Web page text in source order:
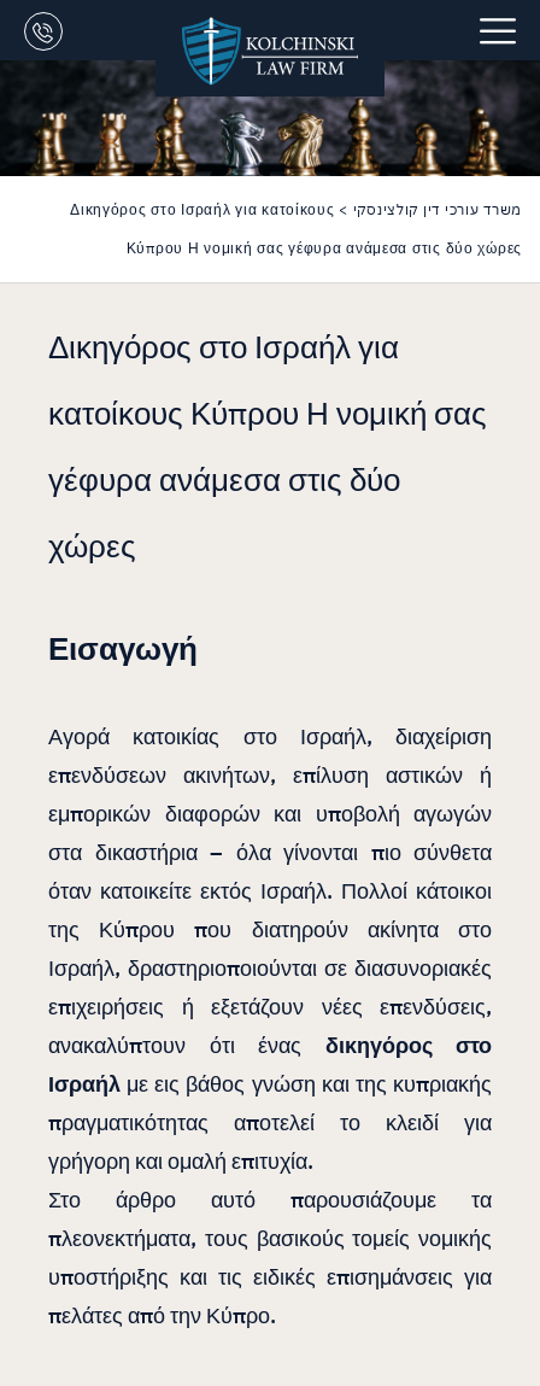
משרד עורכי דין קולצינסקי >
Δικηγόρος στο Ισραήλ για κατοίκους
Κύπρου Η νομική σας γέφυρα ανάμεσα στις δύο χώρες
Δικηγόρος στο Ισραήλ για
κατοίκους Κύπρου Η νομική σας
γέφυρα ανάμεσα στις δύο
χώρες
Εισαγωγή
Αγορά κατοικίας στο Ισραήλ, διαχείριση
επενδύσεων ακινήτων, επίλυση αστικών ή
εμπορικών διαφορών και υποβολή αγωγών
στα δικαστήρια – όλα γίνονται πιο σύνθετα
όταν κατοικείτε εκτός Ισραήλ. Πολλοί κάτοικοι
της Κύπρου που διατηρούν ακίνητα στο
Ισραήλ, δραστηριοποιούνται σε διασυνοριακές
επιχειρήσεις ή εξετάζουν νέες επενδύσεις,
ανακαλύπτουν ότι ένας δικηγόρος στο
Ισραήλ με εις βάθος γνώση και της κυπριακής
πραγματικότητας αποτελεί το κλειδί για
γρήγορη και ομαλή επιτυχία.
Στο άρθρο αυτό παρουσιάζουμε τα
πλεονεκτήματα, τους βασικούς τομείς νομικής
υποστήριξης και τις ειδικές επισημάνσεις για
πελάτες από την Κύπρο.